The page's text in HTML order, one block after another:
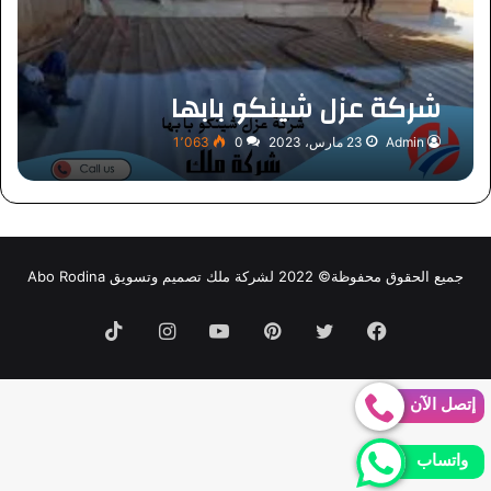
شركة عزل شينكو بابها
Admin 23 مارس، 2023 0 1٬063
جميع الحقوق محفوظة© 2022 لشركة ملك تصميم وتسويق Abo Rodina
فيسبوك تويتر بينتيريستيوتيوب انستقرام
إتصل الآن
واتساب